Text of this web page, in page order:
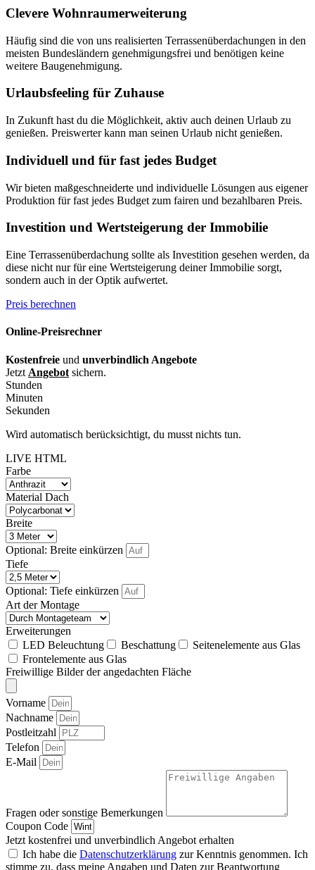
Clevere Wohnraumerweiterung
Häufig sind die von uns realisierten Terrassenüberdachungen in den
meisten Bundesländern genehmigungsfrei und benötigen keine
weitere Baugenehmigung.
Urlaubsfeeling für Zuhause
In Zukunft hast du die Möglichkeit, aktiv auch deinen Urlaub zu
genießen. Preiswerter kann man seinen Urlaub nicht genießen.
Individuell und für fast jedes Budget
Wir bieten maßgeschneiderte und individuelle Lösungen aus eigener
Produktion für fast jedes Budget zum fairen und bezahlbaren Preis.
Investition und Wertsteigerung der Immobilie
Eine Terrassenüberdachung sollte als Investition gesehen werden, da
diese nicht nur für eine Wertsteigerung deiner Immobilie sorgt,
sondern auch in der Optik aufwertet.
Preis berechnen
Online-Preisrechner
Kostenfreie und unverbindlich Angebote
Jetzt Angebot sichern.
Stunden
Minuten
Sekunden
Wird automatisch berücksichtigt, du musst nichts tun.
LIVE HTML
Farbe
Material Dach
Breite
Optional: Breite einkürzen
Tiefe
Optional: Tiefe einkürzen
Art der Montage
Erweiterungen
LED Beleuchtung
Beschattung
Seitenelemente aus Glas
Frontelemente aus Glas
Freiwillige Bilder der angedachten Fläche
Vorname
Nachname
Postleitzahl
Telefon
E-Mail
Fragen oder sonstige Bemerkungen
Coupon Code
Jetzt kostenfrei und unverbindlich Angebot erhalten
Ich habe die Datenschutzerklärung zur Kenntnis genommen. Ich
stimme zu, dass meine Angaben und Daten zur Beantwortung